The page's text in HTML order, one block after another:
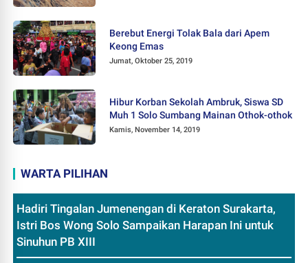
Berebut Energi Tolak Bala dari Apem
Keong Emas
Jumat, Oktober 25, 2019
Hibur Korban Sekolah Ambruk, Siswa SD
Muh 1 Solo Sumbang Mainan Othok-othok
Kamis, November 14, 2019
WARTA PILIHAN
Hadiri Tingalan Jumenengan di Keraton Surakarta,
Istri Bos Wong Solo Sampaikan Harapan Ini untuk
Sinuhun PB XIII